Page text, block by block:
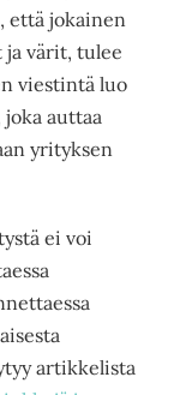
että jokainen
värit, tulee
viestintä luo
auttaa
yrityksen
ei voi
artikkelista